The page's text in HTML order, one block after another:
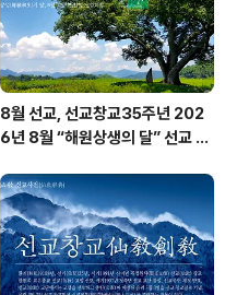
8월 선교, 선교창교35주년 202
6년 8월 “해원상생의 달” 선교 법